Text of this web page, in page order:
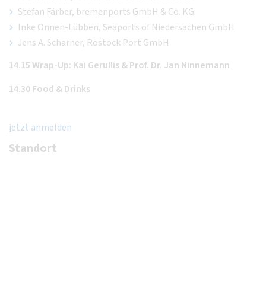
Stefan Färber, bremenports GmbH & Co. KG
Inke Onnen-Lübben, Seaports of Niedersachen GmbH
Jens A. Scharner, Rostock Port GmbH
14.15 Wrap-Up: Kai Gerullis & Prof. Dr. Jan Ninnemann
14.30 Food & Drinks
jetzt anmelden
Standort